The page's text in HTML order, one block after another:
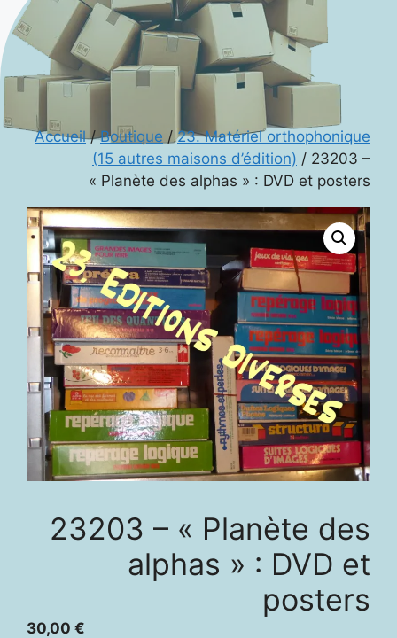
Accueil/Boutique /23. Matériel orthophonique
(15 autres maisons d’édition) / 23203 –
« Planète des alphas » : DVD et posters
23203 – « Planète des
alphas » : DVD et
posters
30,00 €